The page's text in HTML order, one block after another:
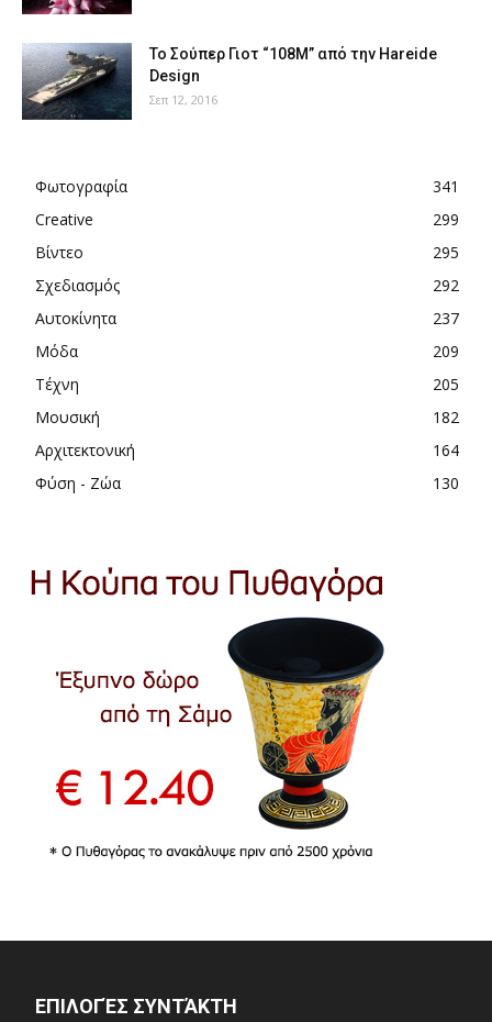
Το Σούπερ Γιοτ “108Μ” από την Hareide
Design
Σεπ 12, 2016
Φωτογραφία
341
Creative
299
Βίντεο
295
Σχεδιασμός
292
Αυτοκίνητα
237
Μόδα
209
Τέχνη
205
Μουσική
182
Αρχιτεκτονική
164
Φύση - Ζώα
130
ΕΠΙΛΟΓΈΣ ΣΥΝΤΆΚΤΗ